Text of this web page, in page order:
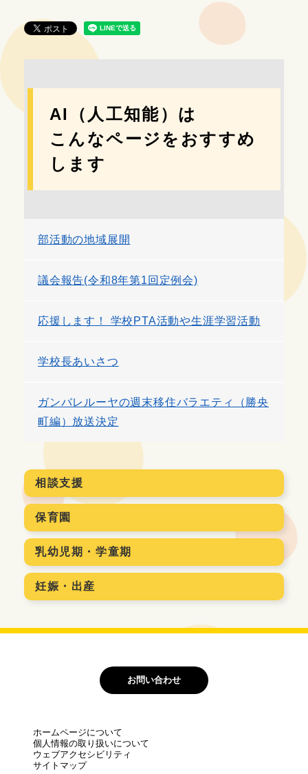
AI（人工知能）は
こんなページをおすすめ
します
部活動の地域展開
議会報告(令和8年第1回定例会)
応援します！ 学校PTA活動や生涯学習活動
学校長あいさつ
ガンバレルーヤの週末移住バラエティ（勝央
町編）放送決定
相談支援
保育園
乳幼児期・学童期
妊娠・出産
お問い合わせ
ホームページについて
個人情報の取り扱いについて
ウェブアクセシビリティ
サイトマップ